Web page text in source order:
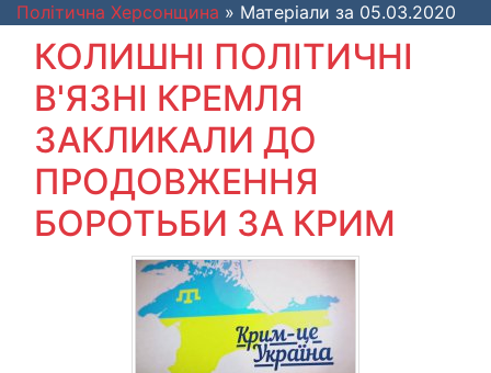
Політична Херсонщина » Матеріали за 05.03.2020
КОЛИШНІ ПОЛІТИЧНІ
В'ЯЗНІ КРЕМЛЯ
ЗАКЛИКАЛИ ДО
ПРОДОВЖЕННЯ
БОРОТЬБИ ЗА КРИМ